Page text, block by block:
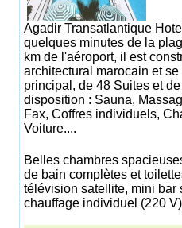
Agadir Transatlantique
quelques minutes de la
km de l'aéroport, il est
architectural marocain et
principal, de 48 Suites et
disposition : Sauna,
Fax, Coffres individuels,
Voiture....
Belles chambres
de bain complètes et
télévision satellite, mini bar
chauffage individuel (220